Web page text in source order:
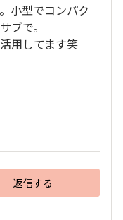
小型でコンパク
ブで。
用してます笑
返信する